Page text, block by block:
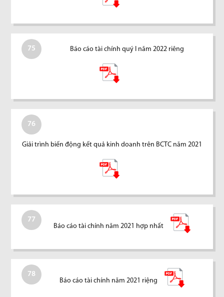
75 Báo cáo tài chính quý I năm 2022 riêng
76
Giải trình biến động kết quả kinh doanh trên BCTC năm 2021
77
Báo cáo tài chính năm 2021 hợp nhất
78
Báo cáo tài chính năm 2021 riệng